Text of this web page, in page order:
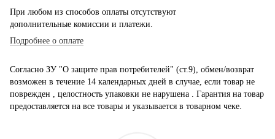
При любом из способов оплаты отсутствуют
дополнительные комиссии и платежи.
Подробнее о оплате
Согласно ЗУ "О защите прав потребителей" (ст.9), обмен/возврат
возможен в течение 14 календарных дней в случае, если товар не
поврежден , целостность упаковки не нарушена . Гарантия на товар
предоставляется на все товары и указывается в товарном чеке.